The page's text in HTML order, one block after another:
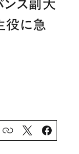
ンス副大
役に急